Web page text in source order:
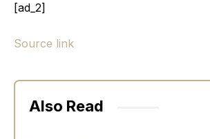
[ad_2]
Source link
Also Read